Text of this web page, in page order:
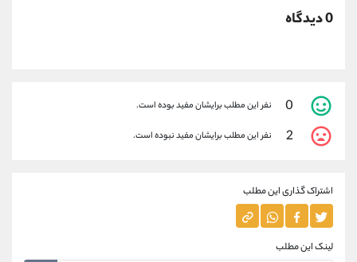
0 دیدگاه
0 نفر این مطلب برایشان مفید بوده است.
2 نفر این مطلب برایشان مفید نبوده است.
اشتراک گذاری این مطلب
لینک این مطلب